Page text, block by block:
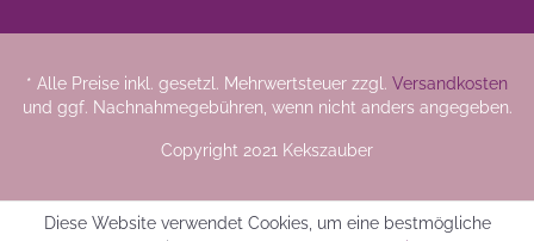
* Alle Preise inkl. gesetzl. Mehrwertsteuer zzgl. Versandkosten
und ggf. Nachnahmegebühren, wenn nicht anders angegeben.
Copyright 2021 Kekszauber
Diese Website verwendet Cookies, um eine bestmögliche